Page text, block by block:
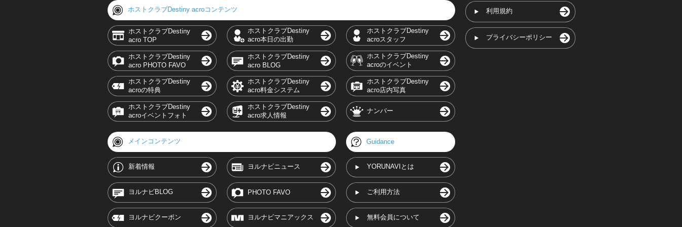
ホストクラブDestiny acroコンテンツ
ホストクラブDestiny
acro TOP
ホストクラブDestiny
acro本日の出勤
ホストクラブDestiny
acroスタッフ
ホストクラブDestiny
acro PHOTO FAVO
ホストクラブDestiny
acro BLOG
ホストクラブDestiny
acroのイベント
ホストクラブDestiny
acroの特典
ホストクラブDestiny
acro料金システム
ホストクラブDestiny
acro店内写真
ホストクラブDestiny
acroイベントフォト
ホストクラブDestiny
acro求人情報
ナンバー
メインコンテンツ
新着情報 ヨルナビニュース
ヨルナビBLOG PHOTO FAVO
ヨルナビクーポン ヨルナビマニアックス
Guidance
YORUNAVIとは
ご利用方法
無料会員について
利用規約
プライバシーポリシー